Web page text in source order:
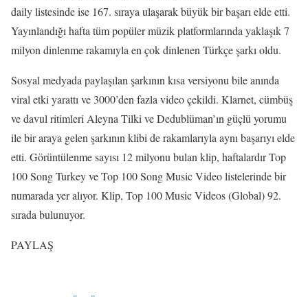
daily listesinde ise 167. sıraya ulaşarak büyük bir başarı elde etti.
Yayınlandığı hafta tüm popüler müzik platformlarında yaklaşık 7
milyon dinlenme rakamıyla en çok dinlenen Türkçe şarkı oldu.
Sosyal medyada paylaşılan şarkının kısa versiyonu bile anında
viral etki yarattı ve 3000’den fazla video çekildi. Klarnet, cümbüş
ve davul ritimleri Aleyna Tilki ve Dedublüman’ın güçlü yorumu
ile bir araya gelen şarkının klibi de rakamlarıyla aynı başarıyı elde
etti. Görüntülenme sayısı 12 milyonu bulan klip, haftalardır Top
100 Song Turkey ve Top 100 Song Music Video listelerinde bir
numarada yer alıyor. Klip, Top 100 Music Videos (Global) 92.
sırada bulunuyor.
PAYLAŞ